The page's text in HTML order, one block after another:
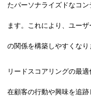
たパーソナライズドなコ
ます。これにより、ユー
の関係を構築しやすくなり
リードスコアリングの最
在顧客の行動や興味を追